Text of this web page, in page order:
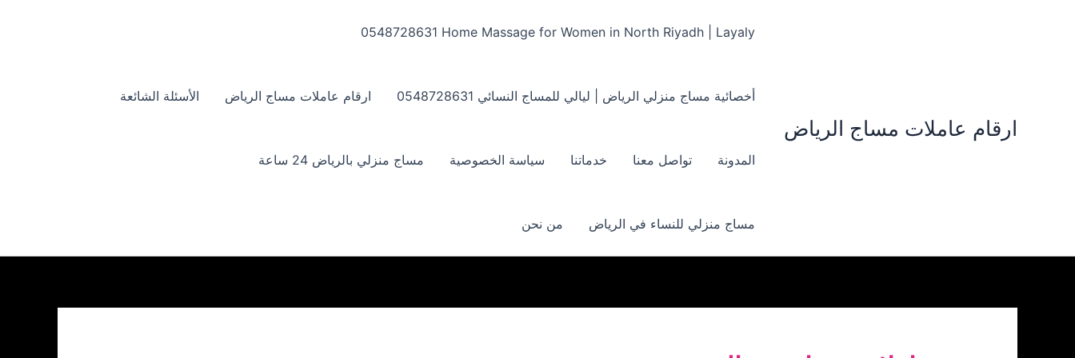
ارقام عاملات مساج الرياض
Home Massage for Women in North Riyadh | Layaly ‏‪0548728631
أخصائية مساج منزلي الرياض | ليالي للمساج النسائي ‏‪0548728631 ارقام عاملات مساج الرياض الأسئلة الشائعة
المدونة تواصل معنا خدماتنا سياسة الخصوصية مساج منزلي بالرياض 24 ساعة
مساج منزلي للنساء في الرياض من نحن